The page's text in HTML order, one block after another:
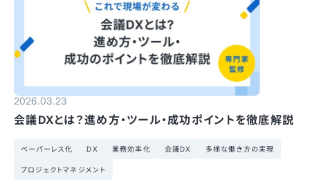
2026.03.23
会議DXとは？進め方・ツール・成功ポイントを徹底解説
ペーパーレス化 DX 業務効率化 会議DX 多様な働き方の実現
プロジェクトマネジメント